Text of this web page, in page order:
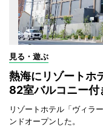
見る・遊ぶ
熱海にリゾート
82室バルコニー付
リゾートホテル「ヴィラ
ンドオープンした。